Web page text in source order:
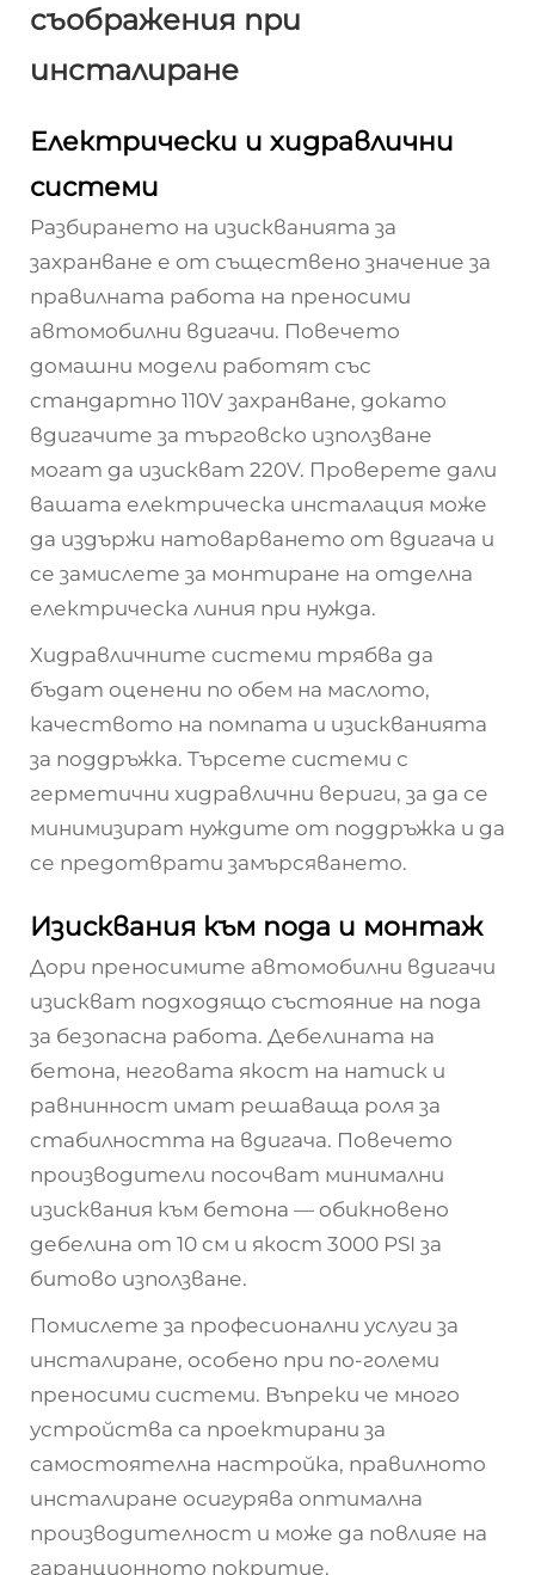
съображения при
инсталиране
Електрически и хидравлични
системи
Разбирането на изискванията за
захранване е от съществено значение за
правилната работа на преносими
автомобилни вдигачи. Повечето
домашни модели работят със
стандартно 110V захранване, докато
вдигачите за търговско използване
могат да изискват 220V. Проверете дали
вашата електрическа инсталация може
да издържи натоварването от вдигача и
се замислете за монтиране на отделна
електрическа линия при нужда.
Хидравличните системи трябва да
бъдат оценени по обем на маслото,
качеството на помпата и изискванията
за поддръжка. Търсете системи с
герметични хидравлични вериги, за да се
минимизират нуждите от поддръжка и да
се предотврати замърсяването.
Изисквания към пода и монтаж
Дори преносимите автомобилни вдигачи
изискват подходящо състояние на пода
за безопасна работа. Дебелината на
бетона, неговата якост на натиск и
равнинност имат решаваща роля за
стабилността на вдигача. Повечето
производители посочват минимални
изисквания към бетона — обикновено
дебелина от 10 см и якост 3000 PSI за
битово използване.
Помислете за професионални услуги за
инсталиране, особено при по-големи
преносими системи. Въпреки че много
устройства са проектирани за
самостоятелна настройка, правилното
инсталиране осигурява оптимална
производителност и може да повлияе на
гаранционното покритие.